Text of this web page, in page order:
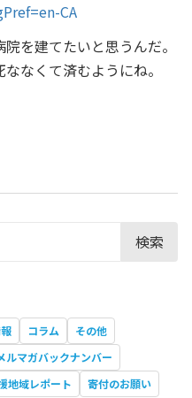
CA
を建てたいと思うんだ。
なくて済むようにね。
検索
コラム
その他
ルマガバックナンバー
地域レポート
寄付のお願い